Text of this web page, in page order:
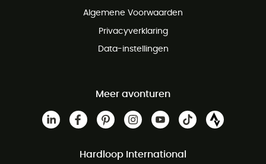
Algemene Voorwaarden
Privacyverklaring
Data-instellingen
Meer avonturen
Hardloop International